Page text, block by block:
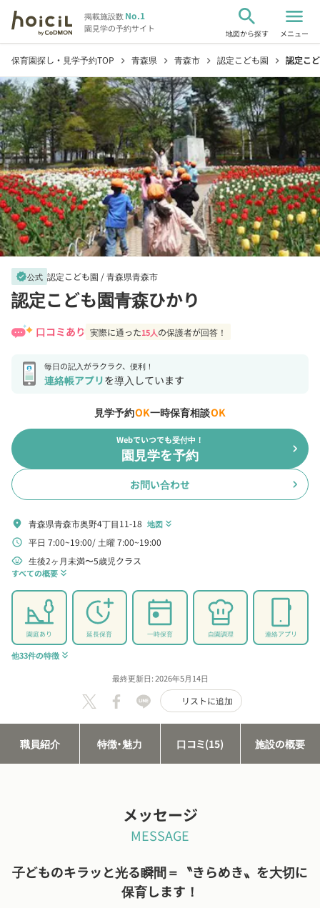
掲載施設数No.1
園見学の予約サイト
search
地図から探す
menu
メニュー
保育園探し・見学予約TOP chevron_right 青森県 chevron_right 青森市 chevron_right 認定こども園 chevron_right 認定こ
verified公式 認定こども園 /青森県青森市
認定こども園青森ひかり
口コミあり 実際に通った15人の保護者が回答！
毎日の記入がラクラク、便利！
連絡帳アプリを導入しています
見学予約OK一時保育相談OK
Webでいつでも受付中！
園見学を予約 chevron_right
お問い合わせ chevron_right
location_on 青森県青森市奥野4丁目11-18 地図 keyboard_double_arrow_down
schedule 平日 7:00~19:00 土曜 7:00~19:00
child_care 生後2ヶ月未満〜5歳児クラス
すべての概要 keyboard_double_arrow_down
園庭あり 延長保育 一時保育 自園調理 連絡アプリ
他33件の特徴 keyboard_double_arrow_down
最終更新日: 2026年5月14日
リストに追加
職員紹介 特徴・魅力 口コミ(15) 施設の概要
メッセージ
MESSAGE
子どものキラッと光る瞬間＝〝きらめき〟を大切に
保育します！